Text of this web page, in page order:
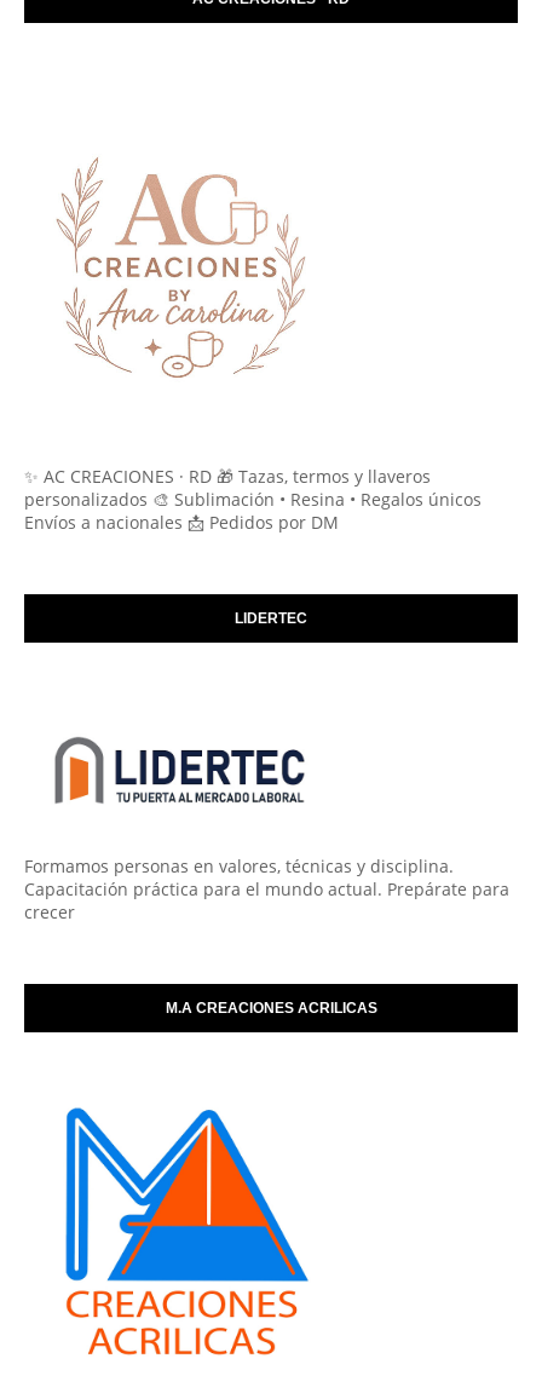
✨ AC CREACIONES · RD 🎁 Tazas, termos y llaveros
personalizados 🎨 Sublimación • Resina • Regalos únicos
Envíos a nacionales 📩 Pedidos por DM
LIDERTEC
Formamos personas en valores, técnicas y disciplina.
Capacitación práctica para el mundo actual. Prepárate para
crecer
M.A CREACIONES ACRILICAS